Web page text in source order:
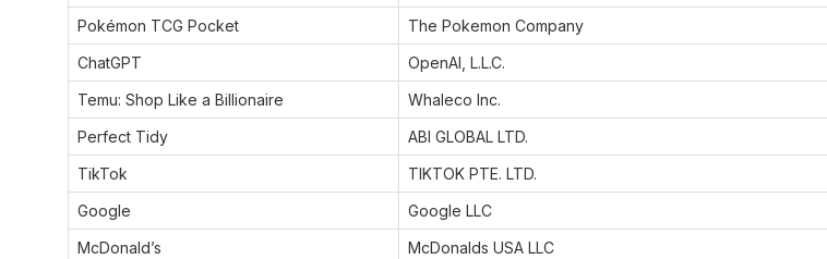
Pokémon TCG Pocket
The Pokemon Company
ChatGPT
OpenAI, L.L.C.
Temu: Shop Like a Billionaire
Whaleco Inc.
Perfect Tidy
ABI GLOBAL LTD.
TikTok
TIKTOK PTE. LTD.
Google
Google LLC
McDonald’s
McDonalds USA LLC